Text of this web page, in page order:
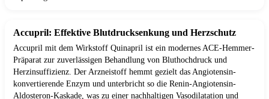
Accupril: Effektive Blutdrucksenkung und Herzschutz
Accupril mit dem Wirkstoff Quinapril ist ein modernes ACE-Hemmer-
Präparat zur zuverlässigen Behandlung von Bluthochdruck und
Herzinsuffizienz. Der Arzneistoff hemmt gezielt das Angiotensin-
konvertierende Enzym und unterbricht so die Renin-Angiotensin-
Aldosteron-Kaskade, was zu einer nachhaltigen Vasodilatation und